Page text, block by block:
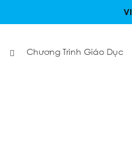
VI
Chương Trình Giáo Dục